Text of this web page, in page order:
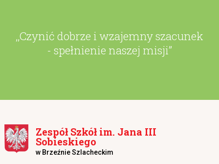
,,Czynić dobrze i wzajemny szacunek
- spełnienie naszej misji”
Zespół Szkół im. Jana III
Sobieskiego
w Brzeźnie Szlacheckim